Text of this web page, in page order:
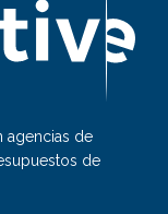
agencias de
de